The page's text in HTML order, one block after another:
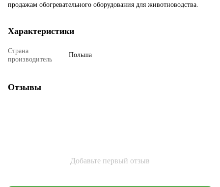
продажам обогревательного оборудования для животноводства.
Характеристики
Страна
производитель
Польша
Отзывы
Добавьте первый отзыв